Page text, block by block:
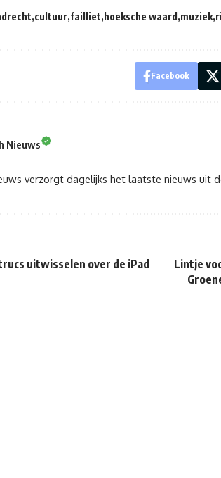
cultuur failliet hoeksche waard muziek
Facebook
Nieuws
verzorgt dagelijks het laatste nieuws uit
uitwisselen over de iPad
Lintje